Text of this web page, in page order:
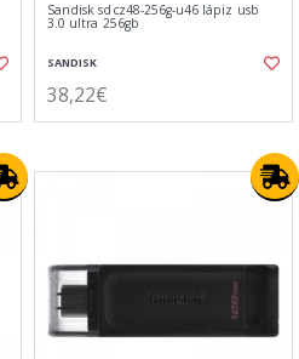
Sandisk sdcz48-256g-u46 lápiz usb
3.0 ultra 256gb
SANDISK
38,22€